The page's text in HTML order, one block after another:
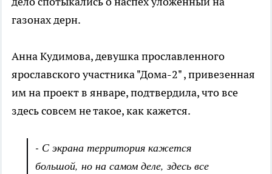
газонах дерн.
Анна Кудимова, девушка прославленного
ярославского участника "Дома-2" , привезенная
им на проект в январе, подтвердила, что все
здесь совсем не такое, как кажется.
- С экрана территория кажется
большой, но на самом деле, здесь все